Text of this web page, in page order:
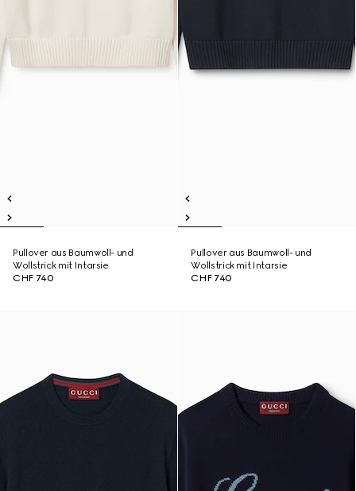
Pullover aus Baumwoll- und
Wollstrick mit Intarsie
CHF 740
Pullover aus Baumwoll- und
Wollstrick mit Intarsie
CHF 740